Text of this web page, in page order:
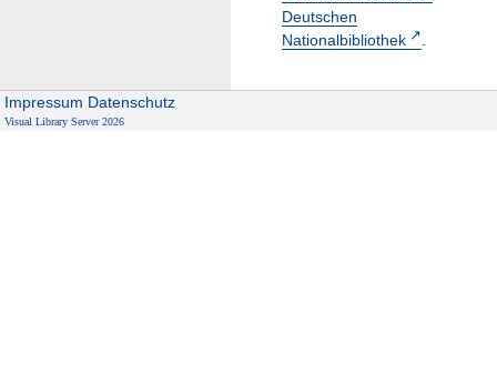
Deutschen
Nationalbibliothek
.
Impressum Datenschutz
Visual Library Server 2026